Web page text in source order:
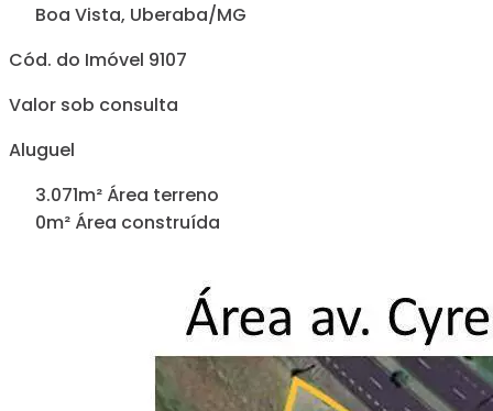
Boa Vista, Uberaba/MG
Cód. do Imóvel 9107
Valor sob consulta
Aluguel
3.071m² Área terreno
0m² Área construída